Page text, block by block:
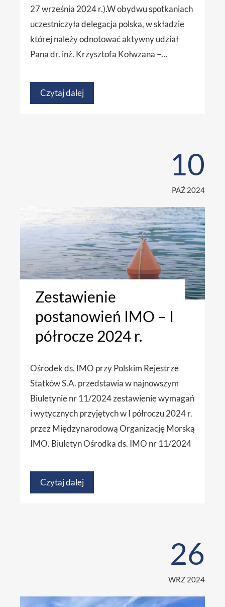
27 września 2024 r.).W obydwu spotkaniach
uczestniczyła delegacja polska, w składzie
której należy odnotować aktywny udział
Pana dr. inż. Krzysztofa Kołwzana –…
Czytaj dalej
10
PAŹ 2024
Zestawienie
postanowień IMO – I
półrocze 2024 r.
Ośrodek ds. IMO przy Polskim Rejestrze
Statków S.A. przedstawia w najnowszym
Biuletynie nr 11/2024 zestawienie wymagań
i wytycznych przyjętych w I półroczu 2024 r.
przez Międzynarodową Organizację Morską
IMO. Biuletyn Ośrodka ds. IMO nr 11/2024
Czytaj dalej
26
WRZ 2024